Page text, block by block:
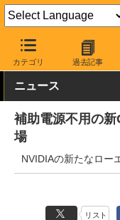
カテゴリ 過去記事
AKIBA PC Hotline! PC
ニュース
補助電源不用の
場
NVIDIAの新たなロー
リスト